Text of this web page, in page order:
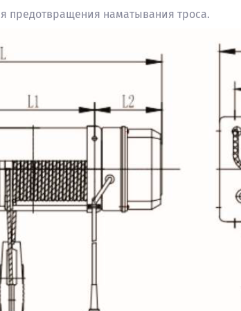
предотвращения наматывания троса.